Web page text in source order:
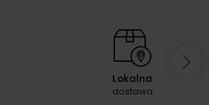
Lokalna
dostawa